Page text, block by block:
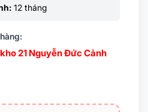
12 tháng
21 Nguyễn Đức Cảnh